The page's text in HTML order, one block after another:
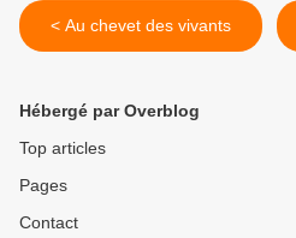
< Au chevet des vivants
Hébergé par Overblog
Top articles
Pages
Contact